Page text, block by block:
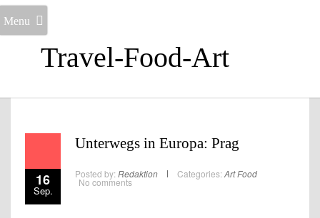
Travel-Food-Art
Menu
16
Sep.
Unterwegs in Europa: Prag
Posted by: Redaktion Categories: ArtFood
No comments